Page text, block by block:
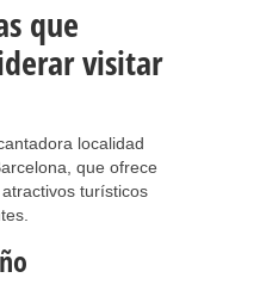
que
visitar
localidad
que ofrece
turísticos